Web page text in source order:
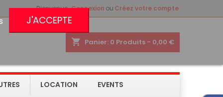
Bienvenue, Connexion ou Créez votre compte
shopping_cart Panier: 0 Produits - 0,00 €
J'ACCEPTE
LOCATION EVENTS